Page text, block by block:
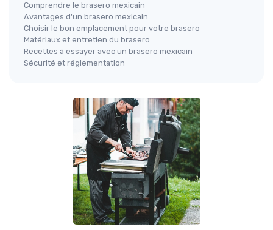
Comprendre le brasero mexicain
Avantages d'un brasero mexicain
Choisir le bon emplacement pour votre brasero
Matériaux et entretien du brasero
Recettes à essayer avec un brasero mexicain
Sécurité et réglementation